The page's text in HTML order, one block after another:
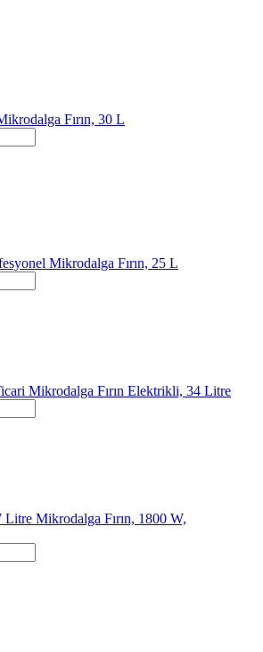
Fırın, 30 L
Mikrodalga Fırın, 25 L
Mikrodalga Fırın Elektrikli, 34 Litre
Mikrodalga Fırın, 1800 W,